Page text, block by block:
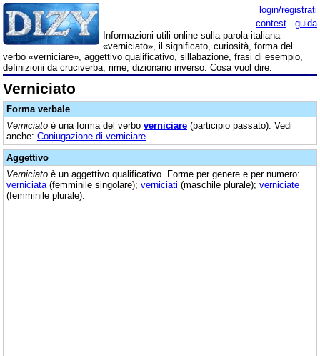
login/registrati
contest - guida
Informazioni utili online sulla parola italiana
«verniciato», il significato, curiosità, forma del
verbo «verniciare», aggettivo qualificativo, sillabazione, frasi di esempio,
definizioni da cruciverba, rime, dizionario inverso. Cosa vuol dire.
Verniciato
Forma verbale
Verniciato è una forma del verbo verniciare (participio passato). Vedi
anche: Coniugazione di verniciare
Aggettivo
Verniciato è un aggettivo qualificativo. Forme per genere e per numero:
verniciata (femminile singolare); verniciati (maschile plurale); verniciate
(femminile plurale).